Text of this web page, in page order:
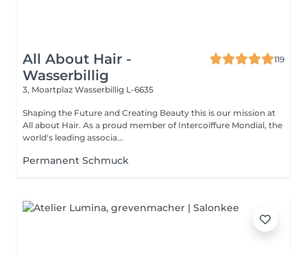
All About Hair -
Wasserbillig
119
3, Moartplaz Wasserbillig L-6635
Shaping the Future and Creating Beauty this is our mission at
All about Hair. As a proud member of Intercoiffure Mondial, the
world's leading associa...
Permanent Schmuck